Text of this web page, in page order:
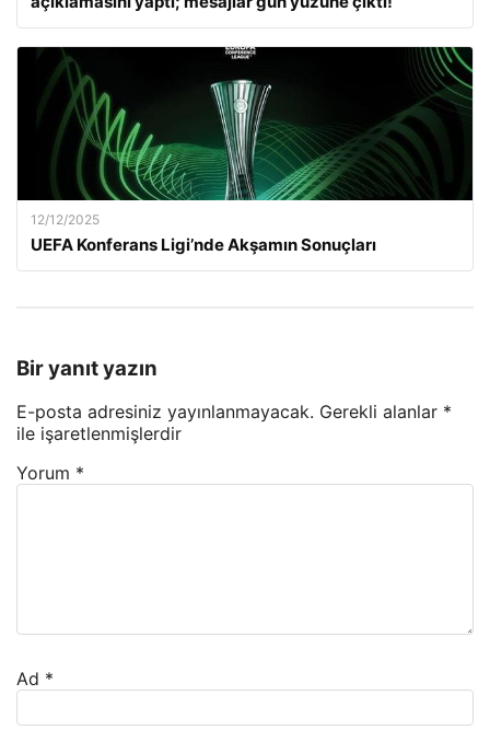
12/12/2025
UEFA Konferans Ligi’nde Akşamın Sonuçları
Bir yanıt yazın
E-posta adresiniz yayınlanmayacak. Gerekli alanlar *
ile işaretlenmişlerdir
Yorum *
Ad *